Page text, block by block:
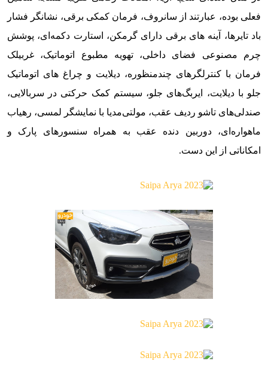
فعلی بوده، عبارتند از سانروف، فرمان کمکی برقی، نشانگر فشار
باد تایرها، آینه های برقی دارای گرمکن، استارت دکمه‌ای، پوشش
چرم مصنوعی فضای داخلی، تهویه مطبوع اتوماتیک، غربیلک
فرمان با کنترلگرهای چندمنظوره، دیلایت و چراغ های اتوماتیک
جلو با دیلایت، ایربگ‌های جلو، سیستم کمک حرکتی در سربالایی،
صندلی‌های تاشو ردیف عقب، مولتی‌مدیا با نمایشگر لمسی، رهیاب
ماهواره‌ای، دوربین دنده عقب به همراه سنسورهای پارک و
امکاناتی از این دست.